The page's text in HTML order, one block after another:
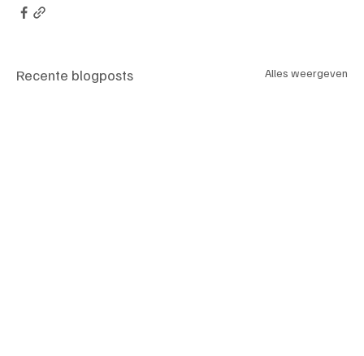
Recente blogposts Alles weergeven